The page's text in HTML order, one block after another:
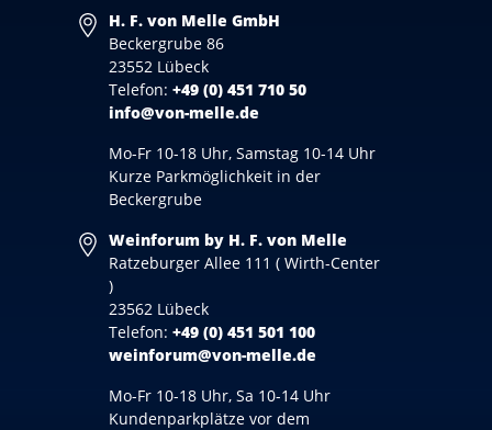
H. F. von Melle GmbH
Beckergrube 86
23552 Lübeck
Telefon: +49 (0) 451 710 50
info@von-melle.de
Mo-Fr 10-18 Uhr, Samstag 10-14 Uhr
Kurze Parkmöglichkeit in der
Beckergrube
Weinforum by H. F. von Melle
Ratzeburger Allee 111 ( Wirth-Center
)
23562 Lübeck
Telefon: +49 (0) 451 501 100
weinforum@von-melle.de
Mo-Fr 10-18 Uhr, Sa 10-14 Uhr
Kundenparkplätze vor dem